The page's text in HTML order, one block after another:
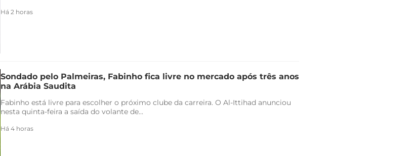
Há 2 horas
Sondado pelo Palmeiras, Fabinho fica livre no mercado após três anos
na Arábia Saudita
Fabinho está livre para escolher o próximo clube da carreira. O Al-Ittihad anunciou
nesta quinta-feira a saída do volante de...
Há 4 horas